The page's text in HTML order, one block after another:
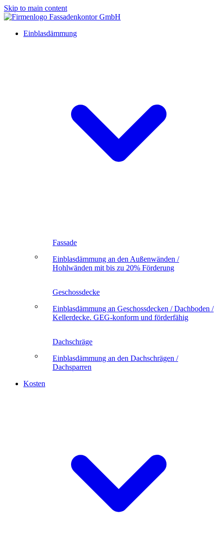
Skip to main content
Einblasdämmung
Fassade
Einblasdämmung an den Außenwänden /
Hohlwänden mit bis zu 20% Förderung
Geschossdecke
Einblasdämmung an Geschossdecken / Dachboden /
Kellerdecke. GEG-konform und förderfähig
Dachschräge
Einblasdämmung an den Dachschrägen /
Dachsparren
Kosten